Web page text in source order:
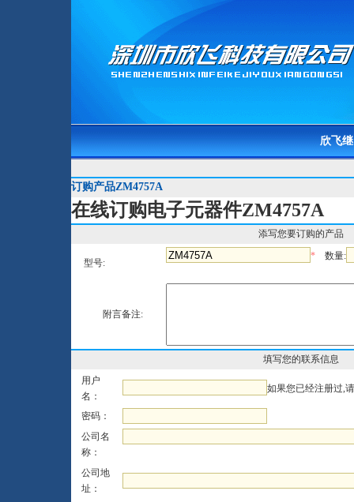
欣飞
订购产品ZM4757A
在线订购电子元器件ZM4757A
添写您要订购的产品
型号:
* 数量:
附言备注:
填写您的联系信息
用户
名：
如果您已经注册过,
密码：
公司名
称：
公司地
址：